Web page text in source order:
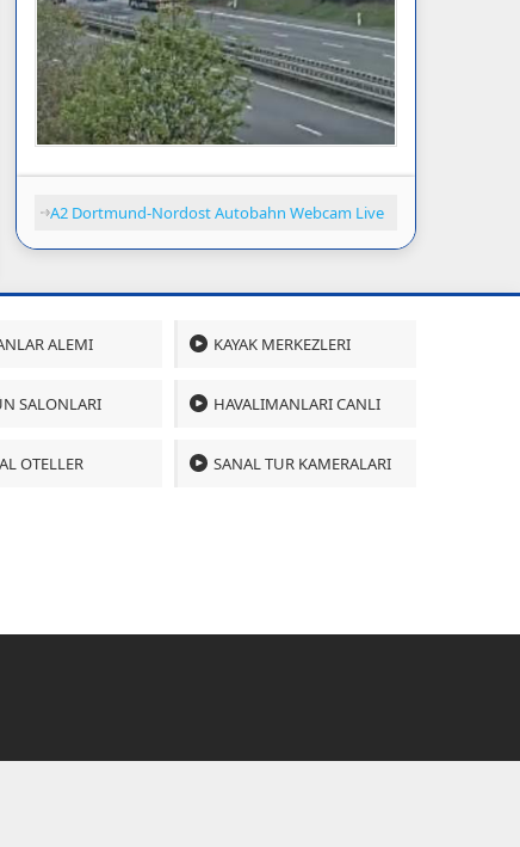
A2 Dortmund-Nordost Autobahn Webcam Live
ALEMI KAYAK MERKEZLERI
SALONLARI HAVALIMANLARI CANLI
OTELLER SANAL TUR KAMERALARI